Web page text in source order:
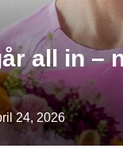
all in –
24, 2026